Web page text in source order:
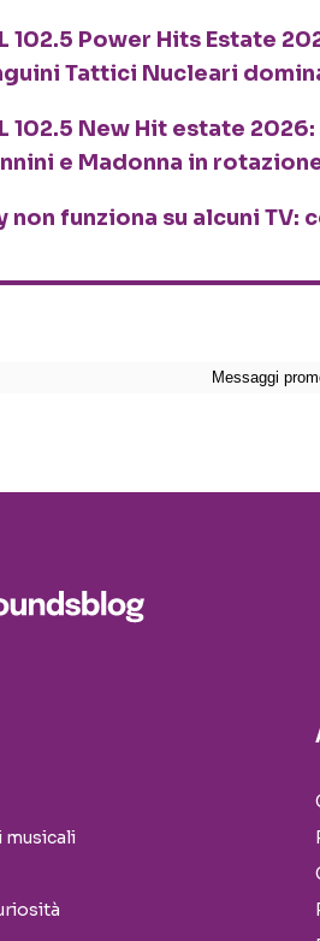
102.5 Power Hits Estate
Tattici Nucleari
102.5 New Hit estate
e Madonna in
non funziona su alcuni TV:
musicali